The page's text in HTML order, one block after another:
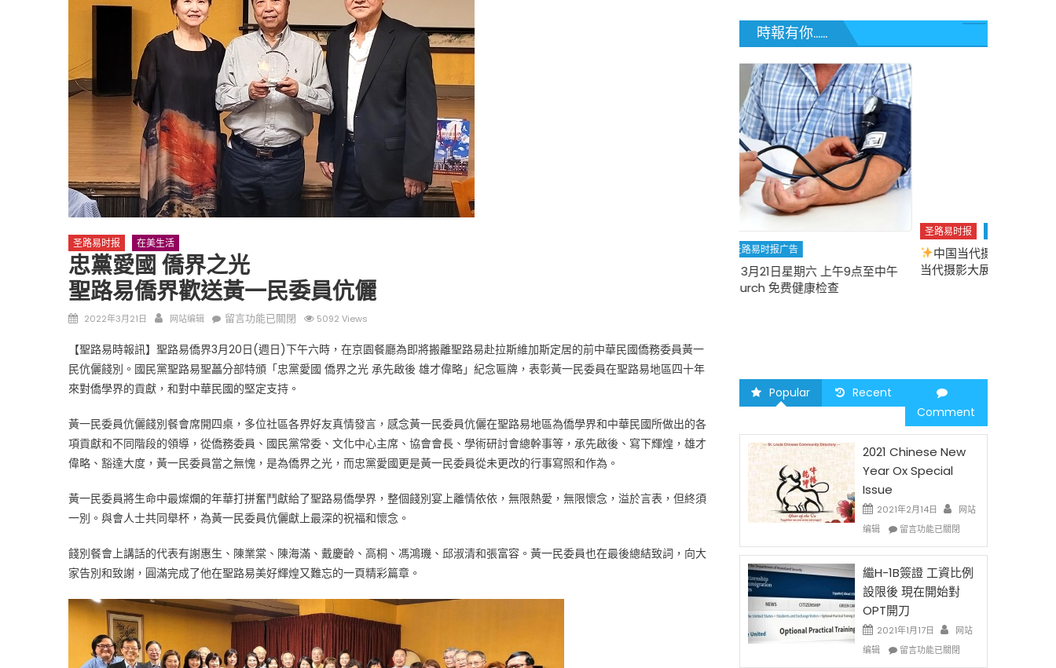
圣路易时报 在美生活
忠黨愛國 僑界之光
聖路易僑界歡送黃一民委員伉儷
Posted
2022年3月21日 Author
网站编辑
在
黨
愛
國
界
之
光
路
易
界
歡
黃
一
委
留言功能已關閉 5092 Views
【聖路易時報訊】聖路易僑界3月20日(週日)下午六時，在京園餐廳為即將搬離聖路易赴拉斯維加斯定居的前中華民國僑務委員黃一
民伉儷餞別。國民黨聖路易聖藟分部特頒「忠黨愛國 僑界之光 承先啟後 雄才偉略」紀念匾牌，表彰黃一民委員在聖路易地區四十年
來對僑學界的貢獻，和對中華民國的堅定支持。
黃一民委員伉儷餞別餐會席開四桌，多位社區各界好友真情發言，感念黃一民委員伉儷在聖路易地區為僑學界和中華民國所做出的各
項貢獻和不同階段的領導，從僑務委員、國民黨常委、文化中心主席、協會會長、學術研討會總幹事等，承先啟後、寫下輝煌，雄才
偉略、豁達大度，黃一民委員當之無愧，是為僑界之光，而忠黨愛國更是黃一民委員從未更改的行事寫照和作為。
黃一民委員將生命中最燦爛的年華打拼奮鬥獻給了聖路易僑學界，整個餞別宴上離情依依，無限熱愛，無限懷念，溢於言表，但終須
一別。與會人士共同舉杯，為黃一民委員伉儷獻上最深的祝福和懷念。
餞別餐會上講話的代表有謝惠生、陳業棠、陳海滿、戴慶齡、高桐、馮鴻璣、邱淑清和張富容。黃一民委員也在最後總結致詞，向大
家告別和致謝，圓滿完成了他在聖路易美好輝煌又難忘的一頁精彩篇章。
時報有你......
Lu Team 卢长志
免费健康检查 无需预约 免费赠送血压计供符合
条件者使用 欢迎参加索取! 4月18日星期六 上午
9点至中午 Grace UM Church
中国当代摄影重磅展
华盛顿大学举办中国
当代摄影大展 “回望未来”
Popular
Recent
Comment
2021 Chinese New
Year Ox Special
Issue
2021年2月14日
网站
编辑
在
Chinese
New
Year
Ox
Special
Issue〉
中
留言功能已關閉
繼H-1B簽證 工資比例
設限後 現在開始對
OPT開刀
2021年1月17日
网站
编辑
在
留言功能已關閉